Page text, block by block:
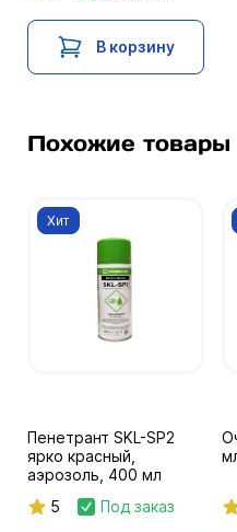
В корзину
Похожие товары
Хит
Пенетрант SKL-SP2
ярко красный,
аэрозоль, 400 мл
5
Под заказ